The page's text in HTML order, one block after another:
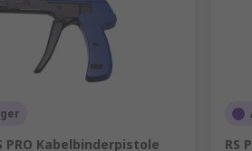
bieten
darum geht, Kabel sicher mit
eine feste und leitende
PRO Kabelbinderpistole
RS